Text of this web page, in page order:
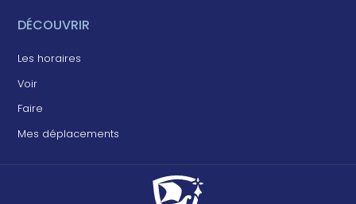
DÉCOUVRIR
Les horaires
Voir
Faire
Mes déplacements